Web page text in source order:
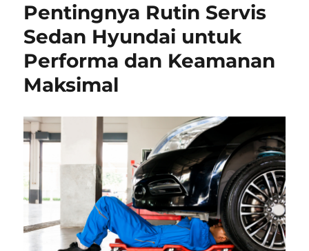
Pentingnya Rutin Servis
Sedan Hyundai untuk
Performa dan Keamanan
Maksimal